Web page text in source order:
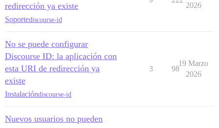
redirección ya existe
Soportediscourse-id
2026
No se puede configurar
Discourse ID: la aplicación con
esta URI de redirección ya
existe
Instalacióndiscourse-id
3 98
19 Marzo
2026
Nuevos usuarios no pueden